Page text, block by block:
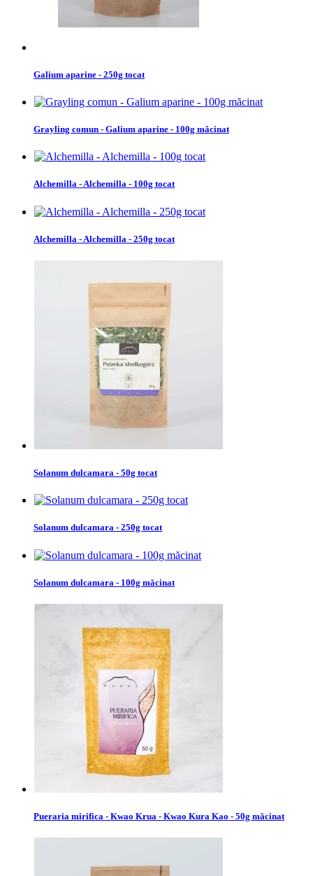
Galium aparine - 250g tocat
Grayling comun - Galium aparine - 100g măcinat
Alchemilla - Alchemilla - 100g tocat
Alchemilla - Alchemilla - 250g tocat
Solanum dulcamara - 50g tocat
Solanum dulcamara - 250g tocat
Solanum dulcamara - 100g măcinat
Pueraria mirifica - Kwao Krua - Kwao Kura Kao - 50g măcinat